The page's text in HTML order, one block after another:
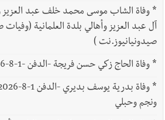
*
آل عبد العزيز وأهالي بلدة العلمانية
صيدونيانيوز.نت )
*وفاة الحاج زكي حسن فريجة -الدفن -1-8-2026
*
ونجم وحبلي